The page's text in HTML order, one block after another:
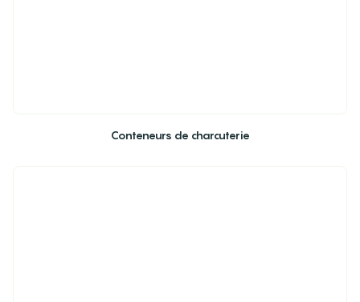
Conteneurs de charcuterie